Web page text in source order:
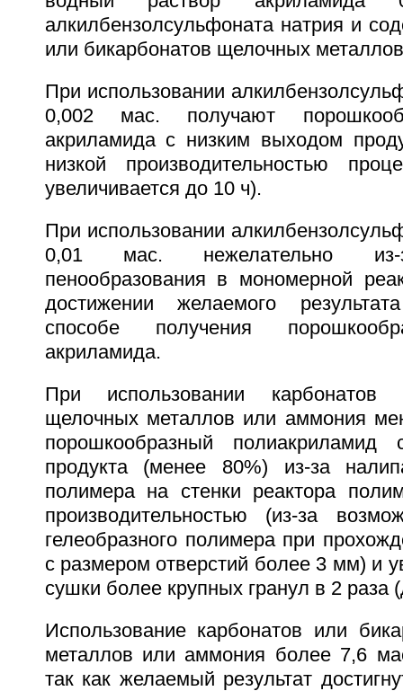
алкилбензолсульфоната натрия и
или бикарбонатов щелочных
При использовании
0,002 мас. получают
акриламида с низким выходом
низкой производительностью
увеличивается до 10 ч).
При использовании
0,01 мас. нежелательно из-
пенообразования в мономерной
достижении желаемого
способе получения
акриламида.
При использовании карбонатов
щелочных металлов или аммония
порошкообразный
продукта (менее 80%) из-за
полимера на стенки реактора
производительностью (из-за
гелеобразного полимера при
с размером отверстий более 3 мм) и
сушки более крупных гранул в 2 раза
Использование карбонатов или
металлов или аммония более 7,6
так как желаемый результат